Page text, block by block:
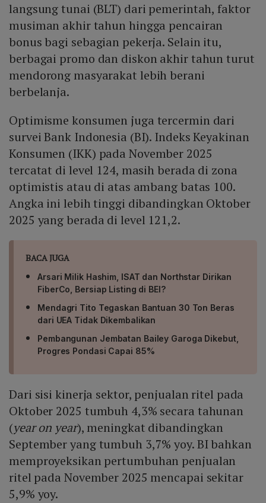
langsung tunai (BLT) dari pemerintah, faktor
musiman akhir tahun hingga pencairan
bonus bagi sebagian pekerja. Selain itu,
berbagai promo dan diskon akhir tahun turut
mendorong masyarakat lebih berani
berbelanja.
Optimisme konsumen juga tercermin dari
survei Bank Indonesia (BI). Indeks Keyakinan
Konsumen (IKK) pada November 2025
tercatat di level 124, masih berada di zona
optimistis atau di atas ambang batas 100.
Angka ini lebih tinggi dibandingkan Oktober
2025 yang berada di level 121,2.
BACA JUGA
Arsari Milik Hashim, ISAT dan Northstar Dirikan
FiberCo, Bersiap Listing di BEI?
Mendagri Tito Tegaskan Bantuan 30 Ton Beras
dari UEA Tidak Dikembalikan
Pembangunan Jembatan Bailey Garoga Dikebut,
Progres Pondasi Capai 85%
Dari sisi kinerja sektor, penjualan ritel pada
Oktober 2025 tumbuh 4,3% secara tahunan
(year on year), meningkat dibandingkan
September yang tumbuh 3,7% yoy. BI bahkan
memproyeksikan pertumbuhan penjualan
ritel pada November 2025 mencapai sekitar
5,9% yoy.